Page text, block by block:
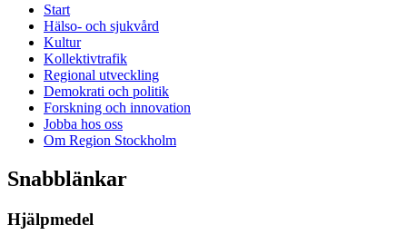
Start
Hälso- och sjukvård
Kultur
Kollektivtrafik
Regional utveckling
Demokrati och politik
Forskning och innovation
Jobba hos oss
Om Region Stockholm
Snabblänkar
Hjälpmedel